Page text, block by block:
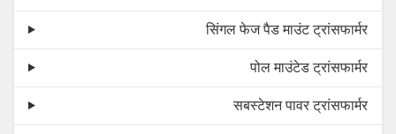
सिंगल फेज पैड माउंट ट्रांसफार्मर
पोल माउंटेड ट्रांसफार्मर
सबस्टेशन पावर ट्रांसफार्मर